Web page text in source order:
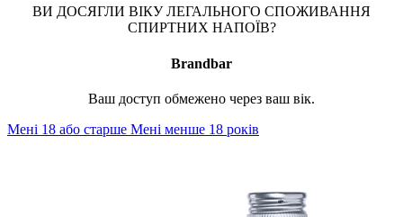
ВИ ДОСЯГЛИ ВІКУ ЛЕГАЛЬНОГО СПОЖИВАННЯ
СПИРТНИХ НАПОЇВ?
Brandbar
Ваш доступ обмежено через ваш вік.
Мені 18 або старше Мені менше 18 років